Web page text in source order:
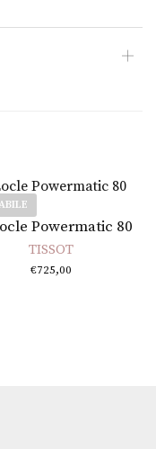
Leggi tutto
Powermatic 80
TISSOT
€725,00